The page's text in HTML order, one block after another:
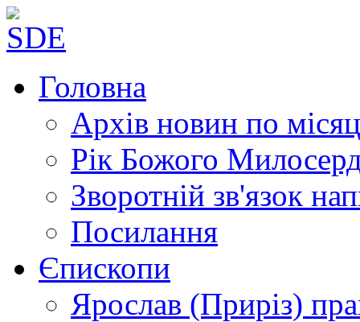
Головна
Архів новин по
Рік Божого
Зворотній зв'язок
Посилання
Єпископи
Ярослав (Приріз)